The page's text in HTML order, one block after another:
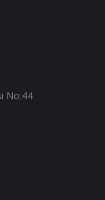
No:44